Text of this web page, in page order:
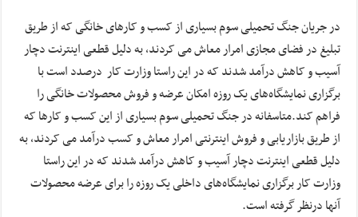
در جریان جنگ تحمیلی سوم بسیاری از کسب و کارهای خانگی که از طریق
تبلیغ در فضای مجازی امرار معاش می کردند، به دلیل قطعی اینترنت دچار
آسیب و کاهش درآمد شدند که در این راستا وزارت کار درصدد است با
برگزاری نمایشگاه‌های یک روزه امکان عرضه و فروش محصولات خانگی را
فراهم کند.متاسفانه در جنگ تحمیلی سوم بسیاری از این کسب و کارها که
از طریق بازاریابی و فروش اینترنتی امرار معاش و کسب درآمد می کردند، به
دلیل قطعی اینترنت دچار آسیب و کاهش درآمد شدند که در این راستا
وزارت کار برگزاری نمایشگاه‌های داخلی یک روزه را برای عرضه محصولات
آنها درنظر گرفته است.